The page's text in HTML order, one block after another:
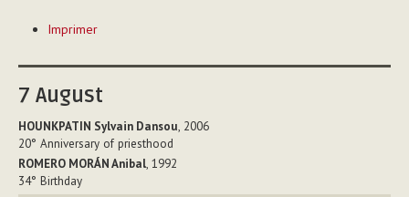
sur
document
Imprimer
7 August
HOUNKPATIN Sylvain Dansou, 2006
20° Anniversary of priesthood
ROMERO MORÁN Anibal, 1992
34° Birthday